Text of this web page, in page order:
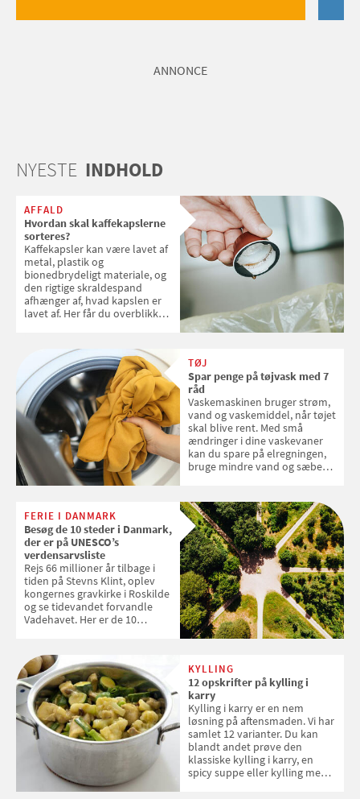
ANNONCE
NYESTE INDHOLD
AFFALD
Hvordan skal kaffekapslerne
sorteres?
Kaffekapsler kan være lavet af
metal, plastik og
bionedbrydeligt materiale, og
den rigtige skraldespand
afhænger af, hvad kapslen er
lavet af. Her får du overblikket
TØJ
Spar penge på tøjvask med 7
råd
Vaskemaskinen bruger strøm,
vand og vaskemiddel, når tøjet
skal blive rent. Med små
ændringer i dine vaskevaner
kan du spare på elregningen,
bruge mindre vand og sæbe
enkle råd til at spare penge på
tøjvasken
FERIE I DANMARK
Besøg de 10 steder i Danmark,
der er på UNESCO’s
verdensarvsliste
Rejs 66 millioner år tilbage i
tiden på Stevns Klint, oplev
kongernes gravkirke i Roskilde
og se tidevandet forvandle
Vadehavet. Her er de 10
KYLLING
12 opskrifter på kylling i
karry
Kylling i karry er en nem
løsning på aftensmaden. Vi har
samlet 12 varianter. Du kan
blandt andet prøve den
klassiske kylling i karry, en
spicy suppe eller kylling med